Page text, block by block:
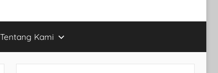
Tentang Kami